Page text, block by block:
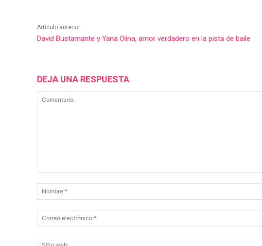
Artículo anterior
David Bustamante y Yana Olina, amor verdadero en la pista de baile
DEJA UNA RESPUESTA